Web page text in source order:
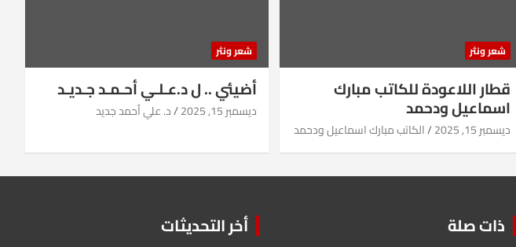
شعر ونثر
قطار اللاعودة للكاتب مبارك
اسماعيل ودحمد
ديسمبر 15, 2025 الكاتب مبارك اسماعيل ودحمد
شعر ونثر
أضيئي .. ل د.عـلـي أحـمـد جـديـد
ديسمبر 15, 2025 د. علي أحمد جديد
ذات صلة أخر التحديثات